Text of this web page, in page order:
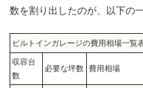
数を割り出したのが、以下の
ビルトインガレージの費用相場一覧
収容台
数
必要な坪数 費用相場